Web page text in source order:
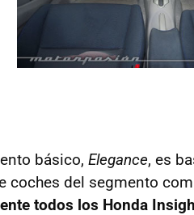
básico, Elegance, es
coches del segmento
todos los Honda